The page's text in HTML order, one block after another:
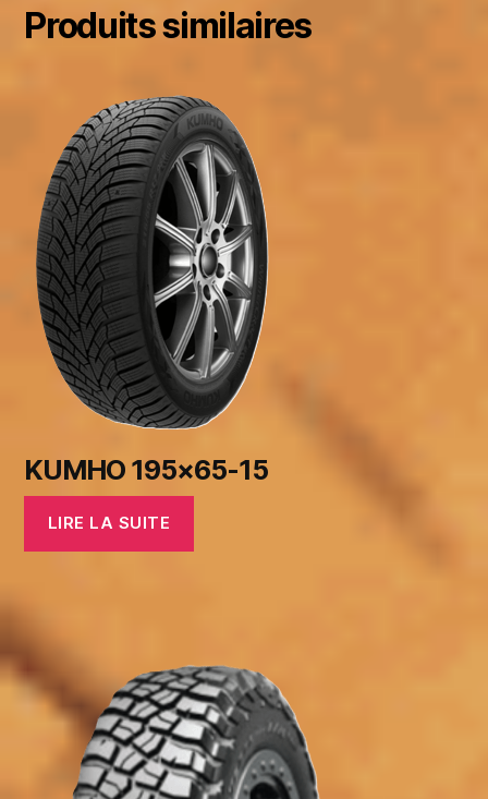
Produits similaires
KUMHO 195×65-15
LIRE LA SUITE